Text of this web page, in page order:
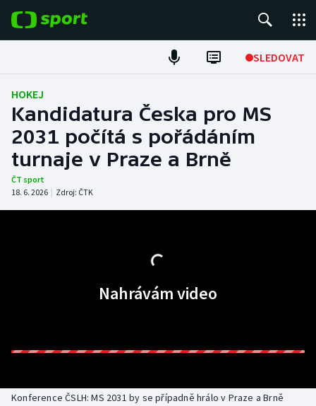
SLEDOVAT
Fotbal
Hokej
Tenis
Atletika
Americký fotbal
Biatlon
Aplikace ČT sport
HOKEJ
Kandidatura Česka pro MS
2031 počítá s pořádáním
turnaje v Praze a Brně
ČT sport
18. 6. 2026 | Zdroj: ČTK
Nahrávám video
Konference ČSLH: MS 2031 by se případně hrálo v Praze a Brně